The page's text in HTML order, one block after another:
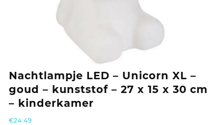
Nachtlampje LED – Unicorn XL –
goud – kunststof – 27 x 15 x 30 cm
– kinderkamer
€24.49